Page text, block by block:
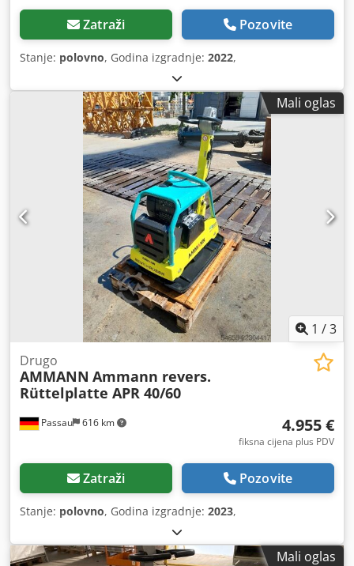
Zatraži Pozovite
Stanje: polovno, Godina izgradnje: 2022,
Mali oglas
1 /3
Passau 616 km
Drugo
AMMANN Ammann revers.
Rüttelplatte APR 40/60
4.955 €
fiksna cijena plus PDV
Zatraži Pozovite
Stanje: polovno, Godina izgradnje: 2023,
Mali oglas